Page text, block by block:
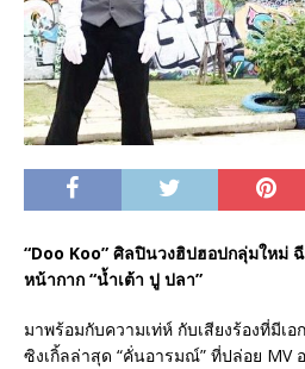
“Doo Koo” ศิลปินวงฮิปฮอปกลุ่มใหม่
หน้ากาก “น้ำเต้า ปู ปลา”
มาพร้อมกับความเท่ห์ กับเสียงร้องที่มีเ
ซิงเกิ้ลล่าสุด “คั่นอารมณ์” ที่ปล่อย MV